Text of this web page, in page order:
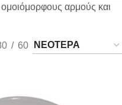
αρμούς και
60